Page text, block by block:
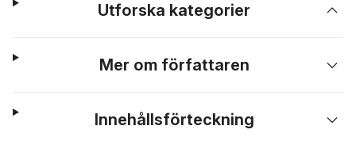
Utforska kategorier
Mer om författaren
Innehållsförteckning